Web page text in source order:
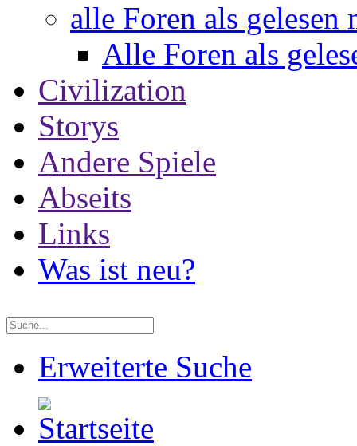
alle Foren als gelesen
Alle Foren als
Civilization
Storys
Andere Spiele
Abseits
Links
Was ist neu?
Erweiterte Suche